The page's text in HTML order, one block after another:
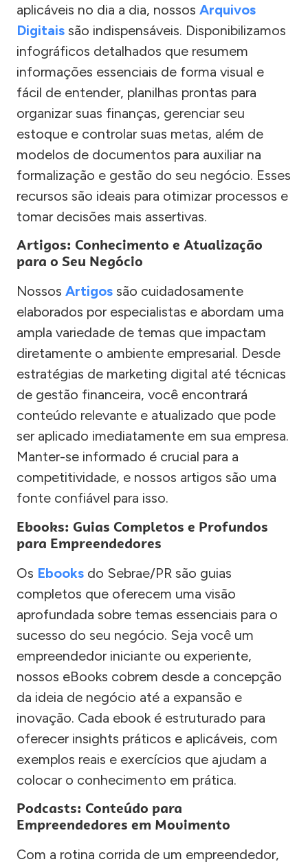
aplicáveis no dia a dia, nossos Arquivos
Digitais são indispensáveis. Disponibilizamos
infográficos detalhados que resumem
informações essenciais de forma visual e
fácil de entender, planilhas prontas para
organizar suas finanças, gerenciar seu
estoque e controlar suas metas, além de
modelos de documentos para auxiliar na
formalização e gestão do seu negócio. Esses
recursos são ideais para otimizar processos e
tomar decisões mais assertivas.
Artigos: Conhecimento e Atualização
para o Seu Negócio
Nossos Artigos são cuidadosamente
elaborados por especialistas e abordam uma
ampla variedade de temas que impactam
diretamente o ambiente empresarial. Desde
estratégias de marketing digital até técnicas
de gestão financeira, você encontrará
conteúdo relevante e atualizado que pode
ser aplicado imediatamente em sua empresa.
Manter-se informado é crucial para a
competitividade, e nossos artigos são uma
fonte confiável para isso.
Ebooks: Guias Completos e Profundos
para Empreendedores
Os Ebooks do Sebrae/PR são guias
completos que oferecem uma visão
aprofundada sobre temas essenciais para o
sucesso do seu negócio. Seja você um
empreendedor iniciante ou experiente,
nossos eBooks cobrem desde a concepção
da ideia de negócio até a expansão e
inovação. Cada ebook é estruturado para
oferecer insights práticos e aplicáveis, com
exemplos reais e exercícios que ajudam a
colocar o conhecimento em prática.
Podcasts: Conteúdo para
Empreendedores em Movimento
Com a rotina corrida de um empreendedor,